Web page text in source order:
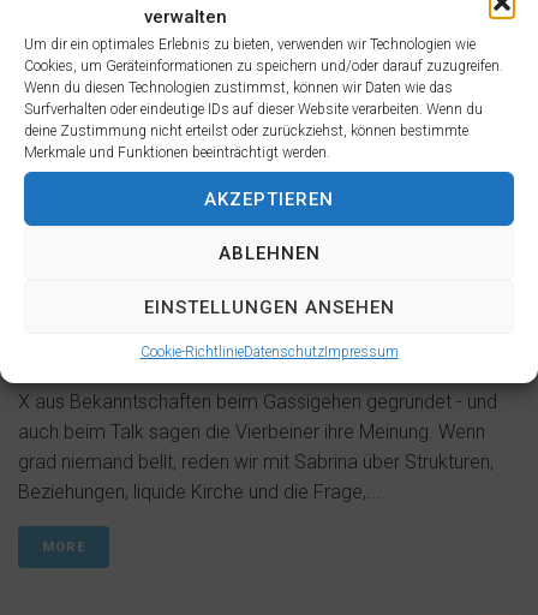
verwalten
Um dir ein optimales Erlebnis zu bieten, verwenden wir Technologien wie
Cookies, um Geräteinformationen zu speichern und/oder darauf zuzugreifen.
Wenn du diesen Technologien zustimmst, können wir Daten wie das
Surfverhalten oder eindeutige IDs auf dieser Website verarbeiten. Wenn du
deine Zustimmung nicht erteilst oder zurückziehst, können bestimmte
Merkmale und Funktionen beeinträchtigt werden.
AKZEPTIEREN
ABLEHNEN
EINSTELLUNGEN ANSEHEN
Cookie-RichtlinieDatenschutzImpressum
Wenn Fresh X auf den Hund kommt, dann steckt
X aus Bekanntschaften beim Gassigehen gegründet - und
auch beim Talk sagen die Vierbeiner ihre Meinung. Wenn
grad niemand bellt, reden wir mit Sabrina über Strukturen,
Beziehungen, liquide Kirche und die Frage,...
MORE